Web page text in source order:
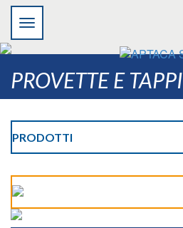
PROVETTE E TAPPI
PRODOTTI